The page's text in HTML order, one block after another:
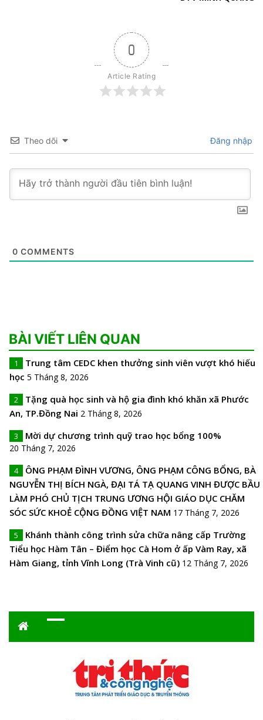
0
Article Rating
Theo dõi Đăng nhập
0 COMMENTS
BÀI VIẾT LIÊN QUAN
1
Trung tâm CEDC khen thưởng sinh viên vượt khó hiếu
học 5 Tháng 8, 2026
2
Tặng quà học sinh và hộ gia đình khó khăn xã Phước
An, TP.Đồng Nai 2 Tháng 8, 2026
3 Mời dự chương trình quỹ trao học bổng 100%
20 Tháng 7, 2026
4
ÔNG PHẠM ĐÌNH VƯƠNG, ÔNG PHẠM CÔNG BỔNG, BÀ
NGUYỄN THỊ BÍCH NGÀ, ĐẠI TÁ TẠ QUANG VINH ĐƯỢC BẦU
LÀM PHÓ CHỦ TỊCH TRUNG ƯƠNG HỘI GIÁO DỤC CHĂM
SÓC SỨC KHOẺ CỘNG ĐỒNG VIỆT NAM 17 Tháng 7, 2026
5
Khánh thành công trình sửa chữa nâng cấp Trường
Tiểu học Hàm Tân – Điểm học Cà Hom ở ấp Vàm Ray, xã
Hàm Giang, tỉnh Vĩnh Long (Trà Vinh cũ) 12 Tháng 7, 2026